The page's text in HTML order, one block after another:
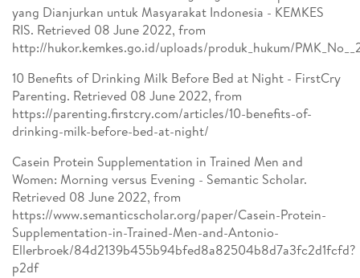
yang Dianjurkan untuk Masyarakat Indonesia - KEMKES
RIS. Retrieved 08 June 2022, from
http://hukor.kemkes.go.id/uploads/produk_hukum/
10 Benefits of Drinking Milk Before Bed at Night - FirstCry
Parenting. Retrieved 08 June 2022, from
https://parenting.firstcry.com/articles/10-benefits-of-
drinking-milk-before-bed-at-night/
Casein Protein Supplementation in Trained Men and
Women: Morning versus Evening - Semantic Scholar.
Retrieved 08 June 2022, from
https://www.semanticscholar.org/paper/Casein-Protein-
Supplementation-in-Trained-Men-and-Antonio-
Ellerbroek/84d2139b455b94bfed8a82504b8d7a3fc2d1fcfd?
p2df